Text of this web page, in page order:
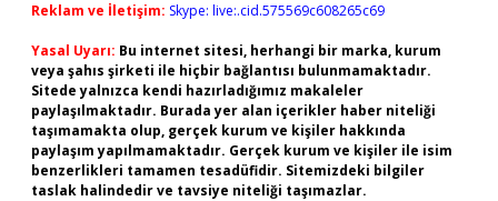
Reklam ve İletişim: Skype: live:.cid.575569c608265c69
Yasal Uyarı: Bu internet sitesi, herhangi bir marka, kurum
veya şahıs şirketi ile hiçbir bağlantısı bulunmamaktadır.
Sitede yalnızca kendi hazırladığımız makaleler
paylaşılmaktadır. Burada yer alan içerikler haber niteliği
taşımamakta olup, gerçek kurum ve kişiler hakkında
paylaşım yapılmamaktadır. Gerçek kurum ve kişiler ile isim
benzerlikleri tamamen tesadüfidir. Sitemizdeki bilgiler
taslak halindedir ve tavsiye niteliği taşımazlar.